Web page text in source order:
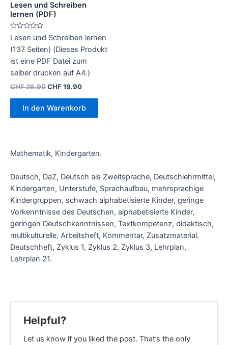
Lesen und Schreiben
lernen (PDF)
B
e
w
e
r
t
e
t
m
i
Lesen und Schreiben lernen
(137 Seiten) (Dieses Produkt
ist eine PDF Datei zum
selber drucken auf A4.)
CHF26.90Ursprünglicher
war:
CHF 26.90
CHF19.90Aktueller
ist:
CHF 19.90.
In den Warenkorb
Mathematik, Kindergarten.
Deutsch, DaZ, Deutsch als Zweitsprache, Deutschlehrmittel,
Kindergarten, Unterstufe, Sprachaufbau, mehrsprachige
Kindergruppen, schwach alphabetisierte Kinder, geringe
Vorkenntnisse des Deutschen, alphabetisierte Kinder,
geringen Deutschkenntnissen, Textkompetenz, didaktisch,
multikulturelle, Arbeitsheft, Kommentar, Zusatzmaterial.
Deutschheft, Zyklus 1, Zyklus 2, Zyklus 3, Lehrplan,
Lehrplan 21.
Helpful?
Let us know if you liked the post. That’s the only